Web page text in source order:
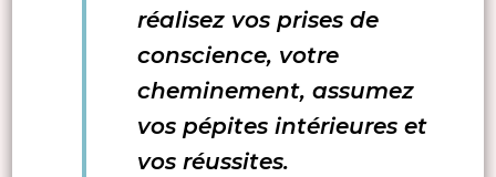
réalisez vos prises de
conscience, votre
cheminement, assumez
vos pépites intérieures et
vos réussites.